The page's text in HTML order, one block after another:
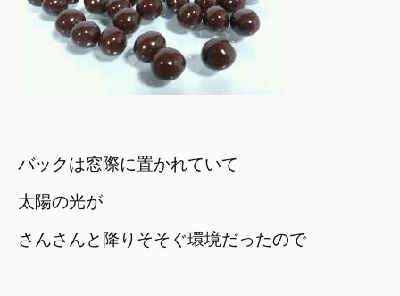
バックは窓際に置かれていて
太陽の光が